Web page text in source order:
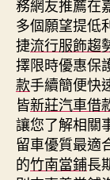
務網友推薦在
多個願望提低
捷流行服飾趨
擇限時優惠保
款手續簡便快
皆新莊汽車借
讓您了解相關
留車優質最適
的竹南當鋪長